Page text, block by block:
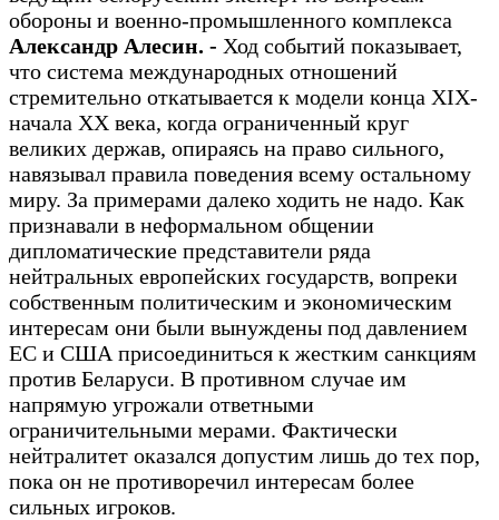
обороны и военно-промышленного комплекса
Александр Алесин. - Ход событий показывает,
что система международных отношений
стремительно откатывается к модели конца XIX-
начала XX века, когда ограниченный круг
великих держав, опираясь на право сильного,
навязывал правила поведения всему остальному
миру. За примерами далеко ходить не надо. Как
признавали в неформальном общении
дипломатические представители ряда
нейтральных европейских государств, вопреки
собственным политическим и экономическим
интересам они были вынуждены под давлением
ЕС и США присоединиться к жестким санкциям
против Беларуси. В противном случае им
напрямую угрожали ответными
ограничительными мерами. Фактически
нейтралитет оказался допустим лишь до тех пор,
пока он не противоречил интересам более
сильных игроков.